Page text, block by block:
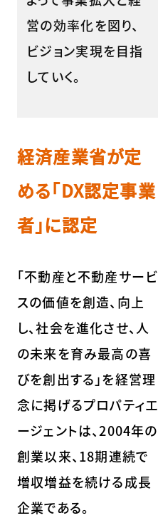
営の効率化を図り、
ビジョン実現を目指
していく。
経済産業省が定
める「DX認定事業
者」に認定
「不動産と不動産サービ
スの価値を創造、向上
し、社会を進化させ、人
の未来を育み最高の喜
びを創出する」を経営理
念に掲げるプロパティエ
ージェントは、2004年の
創業以来、18期連続で
増収増益を続ける成長
企業である。